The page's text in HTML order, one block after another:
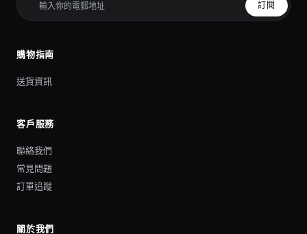
訂閱
購物指南
送貨資訊
客戶服務
聯絡我們
常見問題
訂單追蹤
關於我們